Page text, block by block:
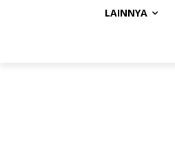
LAINNYA